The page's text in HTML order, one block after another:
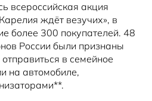
всероссийская акция
ждёт везучих», в
более 300 покупателей. 48
России были признаны
в семейное
на автомобиле,